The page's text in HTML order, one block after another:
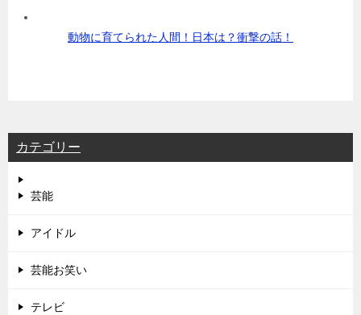
動物に育てられた人間！日本は？衝撃の話！
カテゴリー
芸能
アイドル
芸能お笑い
テレビ